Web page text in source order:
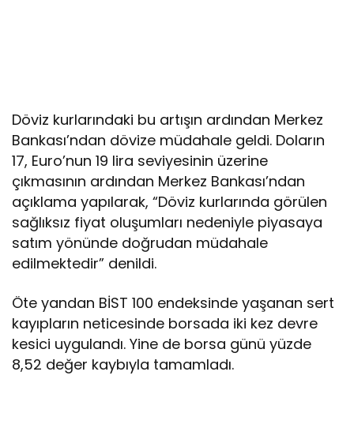
Döviz kurlarındaki bu artışın ardından Merkez
Bankası’ndan dövize müdahale geldi. Doların
17, Euro’nun 19 lira seviyesinin üzerine
çıkmasının ardından Merkez Bankası’ndan
açıklama yapılarak, “Döviz kurlarında görülen
sağlıksız fiyat oluşumları nedeniyle piyasaya
satım yönünde doğrudan müdahale
edilmektedir” denildi.
Öte yandan BİST 100 endeksinde yaşanan sert
kayıpların neticesinde borsada iki kez devre
kesici uygulandı. Yine de borsa günü yüzde
8,52 değer kaybıyla tamamladı.